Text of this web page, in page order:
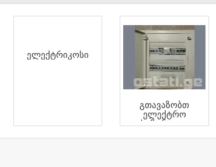
Ელექტრიკოსი
Გთავაზობთ
Ელექტრო
Სამონტაჟო